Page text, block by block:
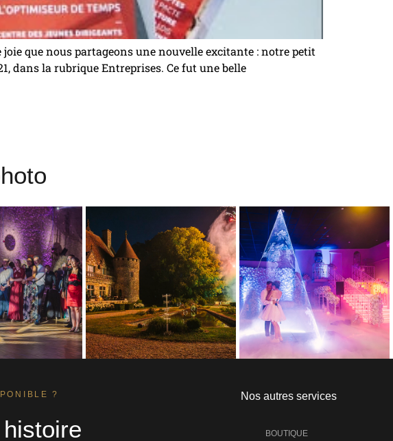
joie que nous partageons une nouvelle excitante : notre petit
dans la rubrique Entreprises. Ce fut une belle
? Nos autres services
BOUTIQUE